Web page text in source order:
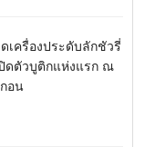
เครื่องประดับลักชัวรี่
ดตัวบูติกแห่งแรก ณ
อน